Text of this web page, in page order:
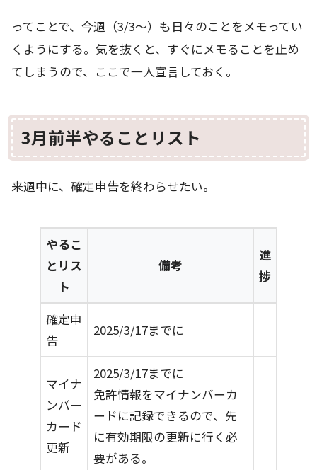
ってことで、今週（3/3～）も日々のことをメモってい
くようにする。気を抜くと、すぐにメモることを止め
てしまうので、ここで一人宣言しておく。
3月前半やることリスト
来週中に、確定申告を終わらせたい。
やるこ
とリス
ト
備考
進
捗
確定申
告
2025/3/17までに
マイナ
ンバー
カード
更新
2025/3/17までに
免許情報をマイナンバーカ
ードに記録できるので、先
に有効期限の更新に行く必
要がある。